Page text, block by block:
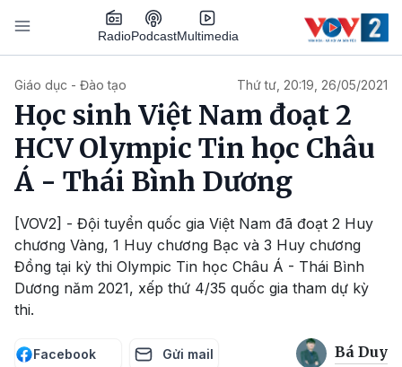
Nhảy đến nội dung
RadioPodcastMultimedia
Giáo dục - Đào tạo Thứ tư, 20:19, 26/05/2021
Học sinh Việt Nam đoạt 2
HCV Olympic Tin học Châu
Á - Thái Bình Dương
[VOV2] - Đội tuyển quốc gia Việt Nam đã đoạt 2 Huy
chương Vàng, 1 Huy chương Bạc và 3 Huy chương
Đồng tại kỳ thi Olympic Tin học Châu Á - Thái Bình
Dương năm 2021, xếp thứ 4/35 quốc gia tham dự kỳ
thi.
Facebook Gửi mail Bá Duy